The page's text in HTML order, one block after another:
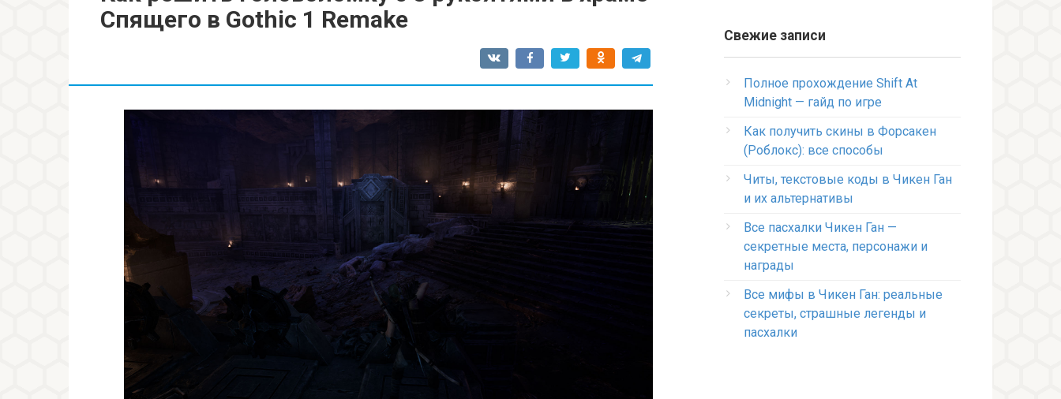
Спящего в Gothic 1 Remake
Свежие записи
Полное прохождение Shift At
Midnight — гайд по игре
Как получить скины в Форсакен
(Роблокс): все способы
Читы, текстовые коды в Чикен Ган
и их альтернативы
Все пасхалки Чикен Ган —
секретные места, персонажи и
награды
Все мифы в Чикен Ган: реальные
секреты, страшные легенды и
пасхалки